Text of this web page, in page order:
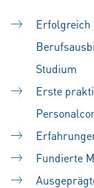
Erfolgreich
Studium
Erste
Fundierte